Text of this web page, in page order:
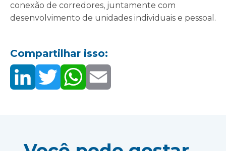
conexão de corredores, juntamente com
desenvolvimento de unidades individuais e pessoal.
Compartilhar isso: